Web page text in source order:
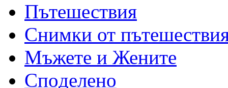
Пътешествия
Снимки от
Мъжете и Жените
Спoделено